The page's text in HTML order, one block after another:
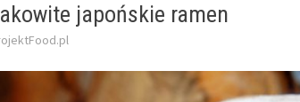
japońskie ramen